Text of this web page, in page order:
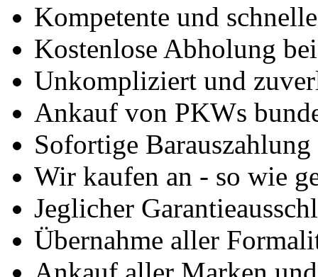
Kompetente und
Kostenlose Abholung
Unkompliziert und
Ankauf von PKWs
Sofortige
Wir kaufen an - so wie
Jeglicher
Übernahme aller